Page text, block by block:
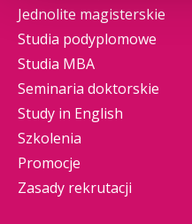
Jednolite magisterskie
Studia podyplomowe
Studia MBA
Seminaria doktorskie
Study in English
Szkolenia
Promocje
Zasady rekrutacji